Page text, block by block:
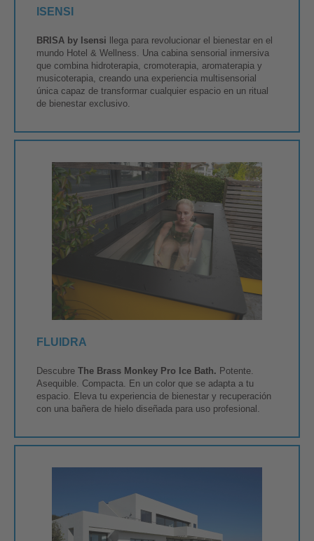
ISENSI
BRISA by Isensi llega para revolucionar el bienestar en el
mundo Hotel & Wellness. Una cabina sensorial inmersiva
que combina hidroterapia, cromoterapia, aromaterapia y
musicoterapia, creando una experiencia multisensorial
única capaz de transformar cualquier espacio en un ritual
de bienestar exclusivo.
FLUIDRA
Descubre The Brass Monkey Pro Ice Bath. Potente.
Asequible. Compacta. En un color que se adapta a tu
espacio. Eleva tu experiencia de bienestar y recuperación
con una bañera de hielo diseñada para uso profesional.